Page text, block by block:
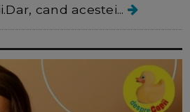
cand acestei...